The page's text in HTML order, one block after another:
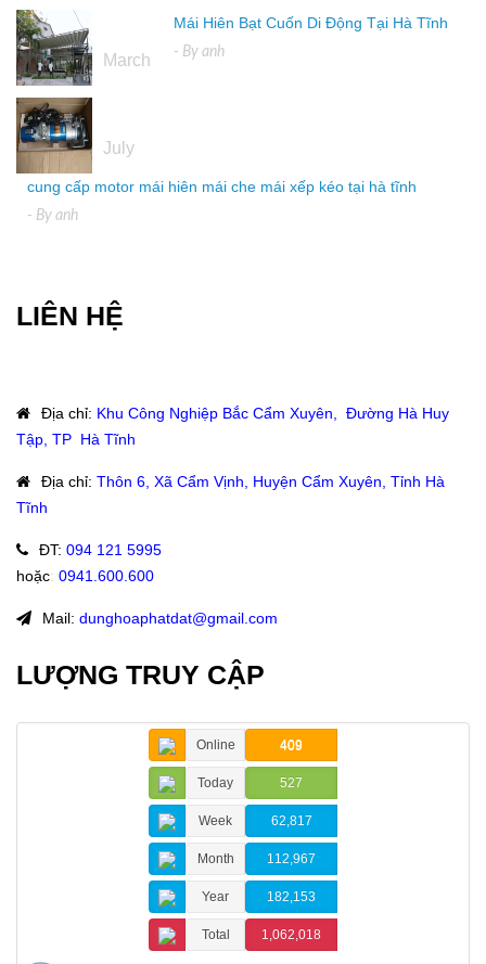
March
Mái Hiên Bạt Cuốn Di Động Tại Hà Tĩnh
- By anh
July
cung cấp motor mái hiên mái che mái xếp kéo tại hà tĩnh
- By anh
LIÊN HỆ
Địa chỉ: Khu Công Nghiệp Bắc Cẩm Xuyên, Đường Hà Huy
Tập, TP Hà Tĩnh
Địa chỉ: Thôn 6, Xã Cẩm Vịnh, Huyện Cẩm Xuyên, Tỉnh Hà
Tĩnh
ĐT: 094 121 5995
hoặc: 0941.600.600
Mail: dunghoaphatdat@gmail.com
LƯỢNG TRUY CẬP
Online 409
Today 527
Week 62,817
Month 112,967
Year 182,153
Total 1,062,018